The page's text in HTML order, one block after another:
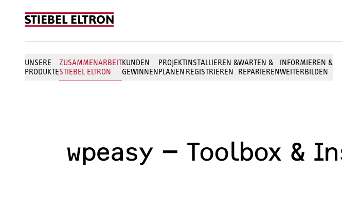
UNSERE
PRODUKTE
ZUSAMMENARBEIT
STIEBEL ELTRON
KUNDEN
GEWINNEN
PROJEKT
PLANEN
INSTALLIEREN &
REGISTRIEREN
WARTEN &
REPARIEREN
INFORMIEREN &
WEITERBILDEN
wpeasy – Toolbox &